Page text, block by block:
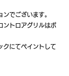
でございます。
ントロアグリルはボ
クにてペイントして